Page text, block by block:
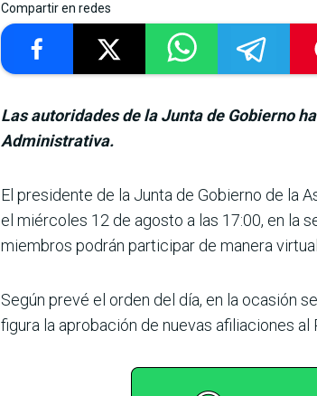
Compartir en redes
Las autoridades de la Junta de Gobierno
Administrativa.
El presidente de la Junta de Gobierno de la
el miércoles 12 de agosto a las 17:00, en la
miembros podrán participar de manera
Según prevé el orden del día, en la ocasión
figura la aprobación de nuevas afilia­ciones al